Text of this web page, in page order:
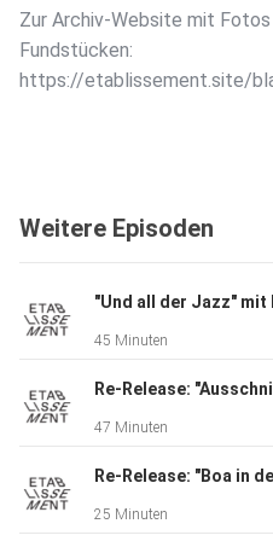
Zur Archiv-Website mit Fotos
Fundstücken:
https://etablissement.site/
Weitere Episoden
45 Minuten
47 Minuten
25 Minuten